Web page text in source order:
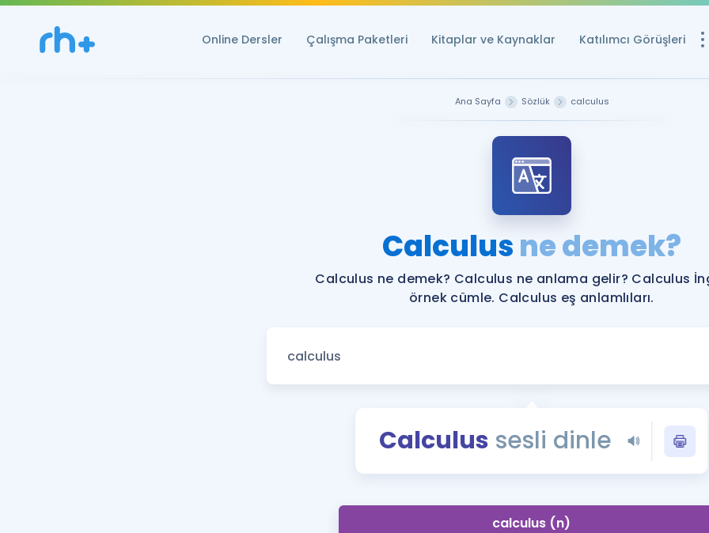
Online Dersler Çalışma Paketleri Kitaplar ve Kaynaklar Katılımcı Görüşleri
YDS ve YÖKDİL
Rehberlik Aracı
YDS ve YÖKDİL'e
Tüm ÖSYM
YDS - YÖKDİL
İngilizce Gramer
Ana Sayfa Sözlük calculus
Calculusne demek?
Calculus ne demek? Calculus ne anlama gelir? Calculus
örnek cümle. Calculus eş anlamlıları.
Calculus sesli dinle
calculus (n)